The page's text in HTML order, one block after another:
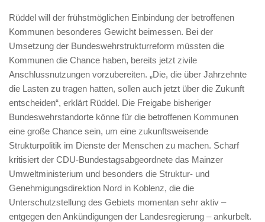
Rüddel will der frühstmöglichen Einbindung der betroffenen
Kommunen besonderes Gewicht beimessen. Bei der
Umsetzung der Bundeswehrstrukturreform müssten die
Kommunen die Chance haben, bereits jetzt zivile
Anschlussnutzungen vorzubereiten. „Die, die über Jahrzehnte
die Lasten zu tragen hatten, sollen auch jetzt über die Zukunft
entscheiden“, erklärt Rüddel. Die Freigabe bisheriger
Bundeswehrstandorte könne für die betroffenen Kommunen
eine große Chance sein, um eine zukunftsweisende
Strukturpolitik im Dienste der Menschen zu machen. Scharf
kritisiert der CDU-Bundestagsabgeordnete das Mainzer
Umweltministerium und besonders die Struktur- und
Genehmigungsdirektion Nord in Koblenz, die die
Unterschutzstellung des Gebiets momentan sehr aktiv –
entgegen den Ankündigungen der Landesregierung – ankurbelt.